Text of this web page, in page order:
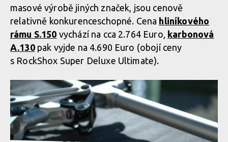
masové výrobě jiných značek, jsou cenově
relativně konkurenceschopné. Cena hliníkového
rámu S.150 vychází na cca 2.764 Euro, karbonová
A.130pak vyjde na 4.690 Euro (obojí ceny
s RockShox Super Deluxe Ultimate).